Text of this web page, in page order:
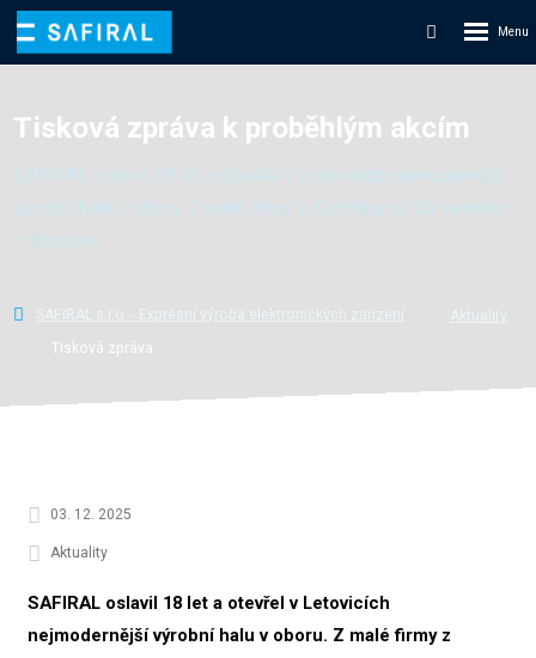
Vyhledávání
menu
Tisková zpráva k proběhlým akcím
SAFIRAL s.r.o. - Expresní výroba elektronických zařízení
Aktuality
Tisková zpráva
03. 12. 2025
Aktuality
SAFIRAL oslavil 18 let a otevřel v Letovicích
nejmodernější výrobní halu v oboru. Z mal éfirmy z